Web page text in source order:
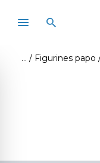
Figurines papo